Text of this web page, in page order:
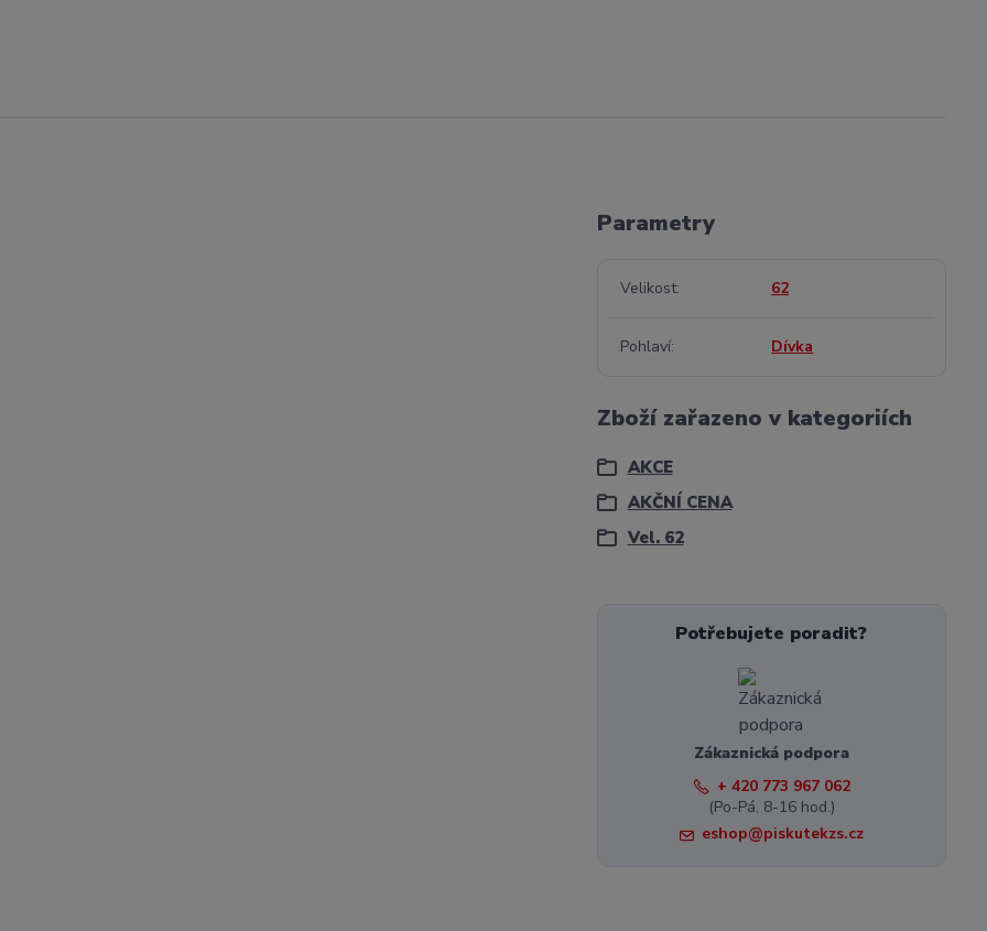
Parametry
Velikost 62
Pohlaví Dívka
Zboží zařazeno v kategoriích
AKCE
AKČNÍ CENA
Vel. 62
Potřebujete poradit?
Zákaznická podpora
+ 420 773 967 062
(Po-Pá, 8-16 hod.)
eshop@piskutekzs.cz